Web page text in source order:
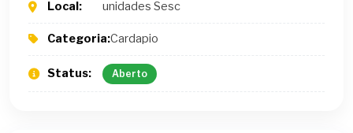
Local: unidades Sesc
Categoria:Cardapio
Status: Aberto